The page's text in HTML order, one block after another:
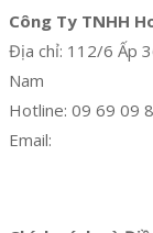
Công Ty TNHH
Địa chỉ: 112/6 Ấp
Nam
Hotline: 09 69 09
Email: